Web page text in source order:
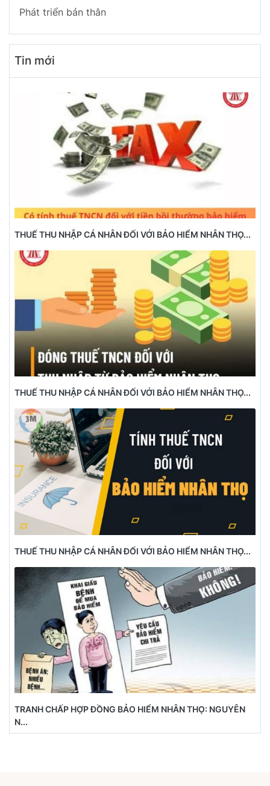
Phát triển bản thân
Tin mới
THUẾ THU NHẬP CÁ NHÂN ĐỐI VỚI BẢO HIỂM NHÂN THỌ...
THUẾ THU NHẬP CÁ NHÂN ĐỐI VỚI BẢO HIỂM NHÂN THỌ...
THUẾ THU NHẬP CÁ NHÂN ĐỐI VỚI BẢO HIỂM NHÂN THỌ...
TRANH CHẤP HỢP ĐỒNG BẢO HIỂM NHÂN THỌ: NGUYÊN
N...